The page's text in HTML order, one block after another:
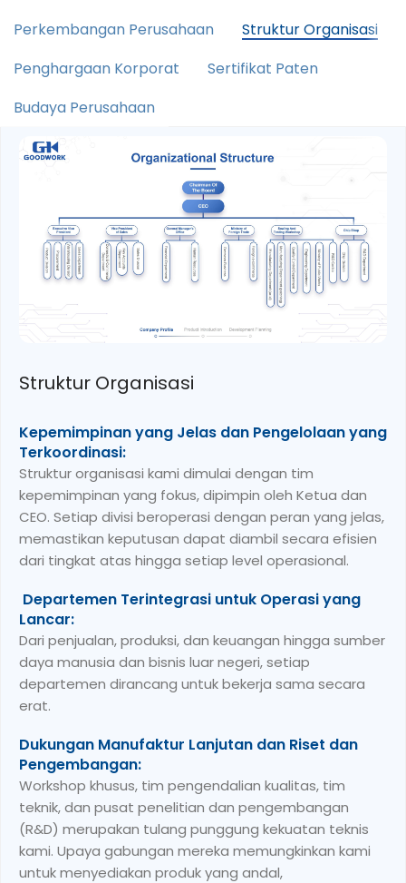
Perkembangan Perusahaan
Struktur Organisasi
Penghargaan Korporat
Sertifikat Paten
Budaya Perusahaan
Penghargaan Korporat
Keunggulan yang diakui di seluruh industri:
Goodwork telah meraih berbagai penghargaan atas
inovasi, kualitas, dan kemajuan berkelanjutan.
Penghargaan-penghargaan ini mencerminkan
komitmen kami dalam mengembangkan teknologi
dan menyediakan solusi elektronik yang andal dan
dipercaya oleh mitra di berbagai sektor.
Kemitraan yang Kuat dan Kolaborasi Akademik:
Kerja sama jangka panjang kami dengan perguruan
tinggi dan asosiasi industri mendukung penelitian
berkelanjutan, pengembangan talenta, dan
terobosan teknis. Pengakuan ini menyoroti upaya
kami dalam membangun fondasi yang kokoh untuk
Kekuatan Terbukti dalam Kualitas dan Inovasi:
Dari sertifikasi pemerintah hingga penghargaan
industri, setiap pencapaian menunjukkan komitmen
kami terhadap keandalan produk dan kekuatan
manufaktur.